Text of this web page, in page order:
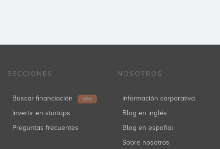
SECCIONES
Buscar financiación NEW
Invertir en startups
Preguntas frecuentes
NOSOTROS
Información corporativa
Blog en inglés
Blog en español
Sobre nosotros